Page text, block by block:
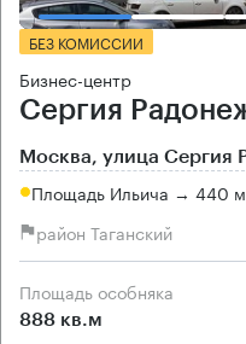
БЕЗ КОМИССИИ
Бизнес-центр
Сергия
Москва, улица Сергия
Площадь Ильича → 440 м
район Таганский
Площадь особняка
888 кв.м